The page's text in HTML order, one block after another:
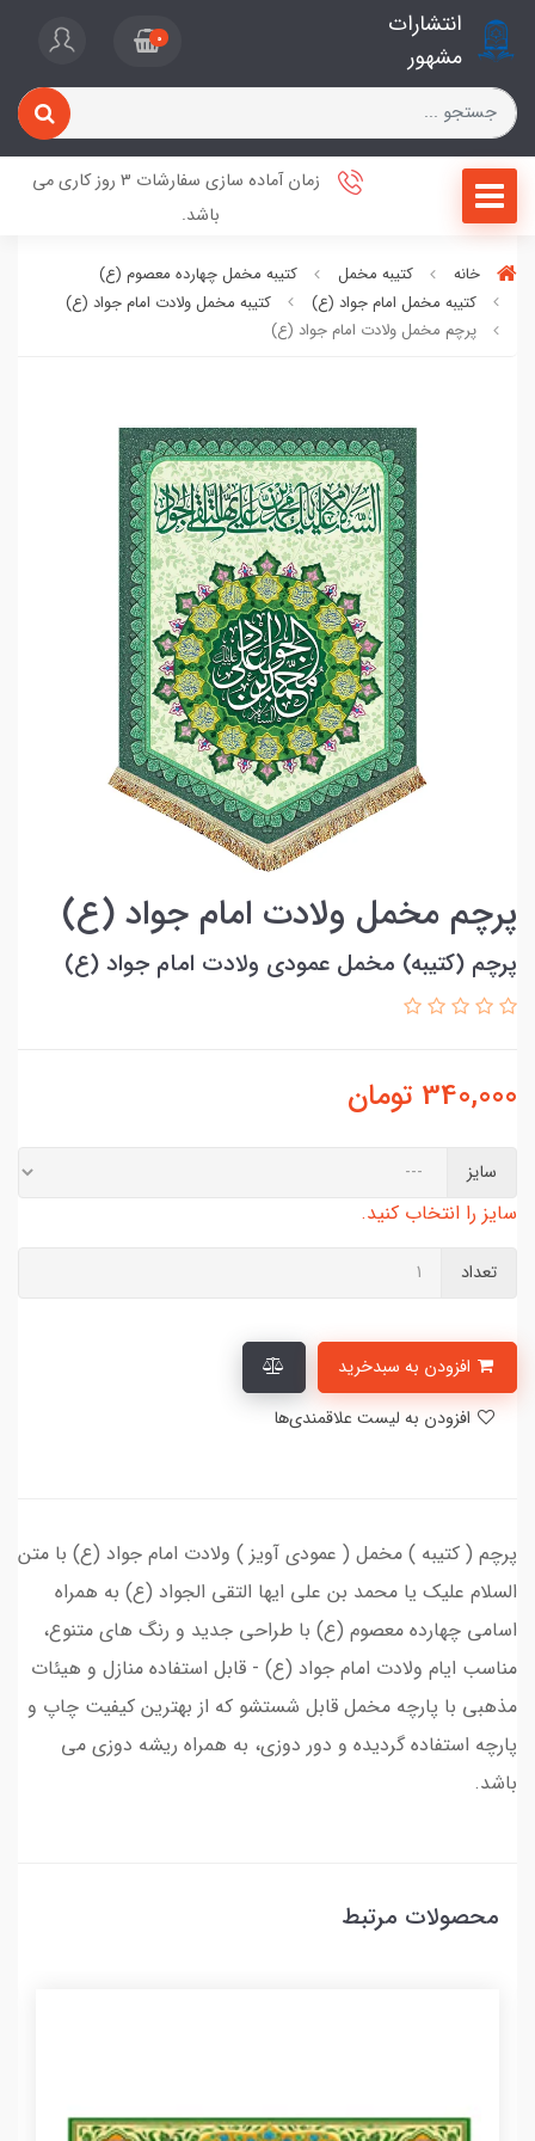
انتشارات
مشهور
0
زمان آماده سازی سفارشات 3 روز کاری می
باشد.
خانه کتیبه مخمل
کتیبه مخمل چهارده معصوم (ع)
کتیبه مخمل امام جواد (ع)
کتیبه مخمل ولادت امام جواد (ع)
پرچم مخمل ولادت امام جواد (ع)
پرچم مخمل ولادت امام جواد (ع)
پرچم (کتیبه) مخمل عمودی ولادت امام جواد (ع)
340,000 تومان
سایز
سایز را انتخاب کنید.
تعداد
پرچم ( کتیبه ) مخمل ( عمودی آویز ) ولادت امام جواد (ع) با متن
السلام علیک یا محمد بن علی ایها التقی الجواد (ع) به همراه
اسامی چهارده معصوم (ع) با طراحی جدید و رنگ های متنوع،
مناسب ایام ولادت امام جواد (ع) - قابل استفاده منازل و هیئات
مذهبی با پارچه مخمل قابل شستشو که از بهترین کیفیت چاپ و
پارچه استفاده گردیده و دور دوزی، به همراه ریشه دوزی می
باشد.
محصولات مرتبط